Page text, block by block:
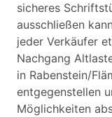
sicheres
ausschließen
jeder Verkäufer
Nachgang
in Rabenstein/
entgegenstellen
Möglichkeiten